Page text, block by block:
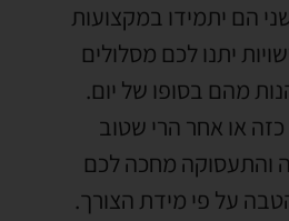
הם יתמידו במקצועות
יתנו לכם מסלולים
מהם בסופו של יום.
או אחר הרי שטוב
והתעסוקה מחכה לכם
על פי מידת הצורך.